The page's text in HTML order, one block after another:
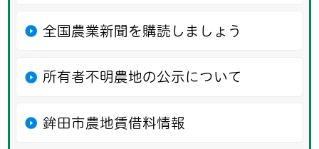
全国農業新聞を購読しましょう
所有者不明農地の公示について
鉾田市農地賃借料情報